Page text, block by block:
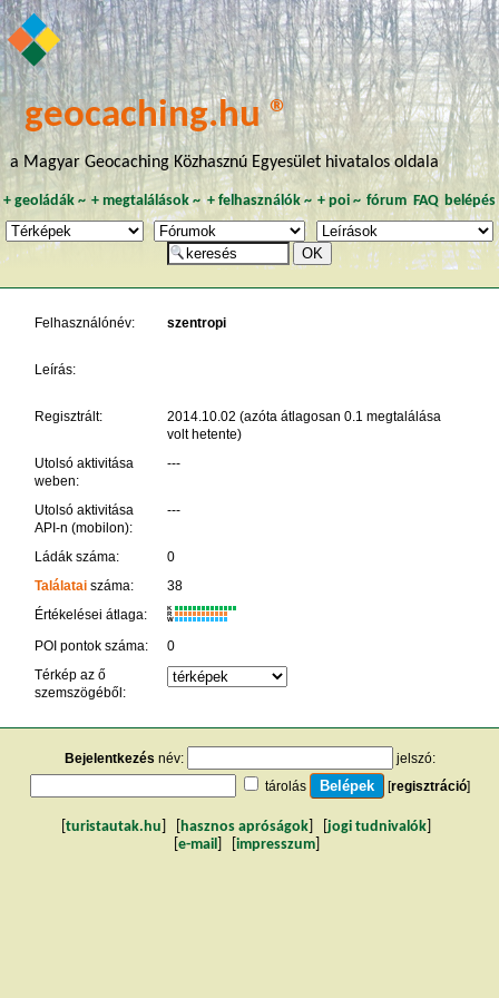
geocaching.hu ®
a Magyar Geocaching Közhasznú Egyesület hivatalos oldala
+ geoládák~ +megtalálások~ + felhasználók~ +poi~ fórum FAQ belépés
Felhasználónév: szentropi
Leírás:
Regisztrált:
2014.10.02 (azóta átlagosan 0.1 megtalálása
volt hetente)
Utolsó aktivitása
weben:
---
Utolsó aktivitása
API-n (mobilon):
---
Ládák száma:
0
Találataiszáma:
38
Értékelései átlaga:
K
R
W
POI pontok száma:
0
Térkép az ő
szemszögéből:
Bejelentkezés név:
jelszó:
tárolás
[regisztráció]
turistautak.hu hasznos apróságok jogi tudnivalók
e-mail impresszum]